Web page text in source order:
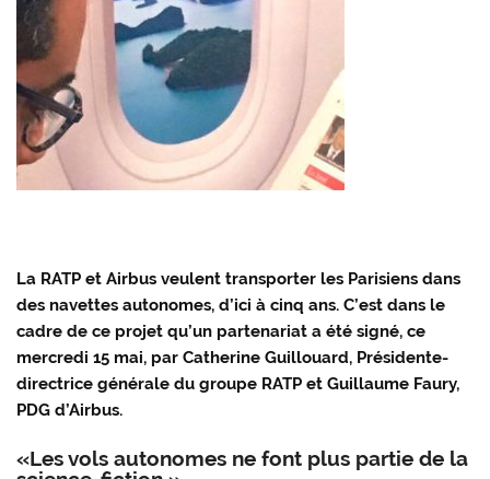
La RATP et Airbus veulent transporter les Parisiens dans
des navettes autonomes, d’ici à cinq ans. C’est dans le
cadre de ce projet qu’un partenariat a été signé, ce
mercredi 15 mai, par Catherine Guillouard, Présidente-
directrice générale du groupe RATP et Guillaume Faury,
PDG d’Airbus.
«Les vols autonomes ne font plus partie de la